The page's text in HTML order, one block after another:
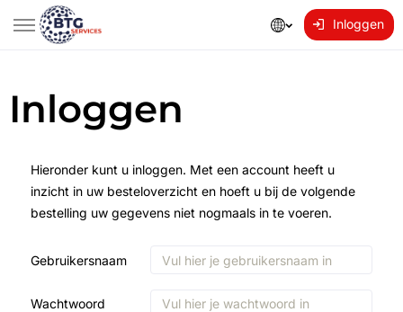
Inloggen
Inloggen
Hieronder kunt u inloggen. Met een account heeft u
inzicht in uw besteloverzicht en hoeft u bij de volgende
bestelling uw gegevens niet nogmaals in te voeren.
Gebruikersnaam
Wachtwoord